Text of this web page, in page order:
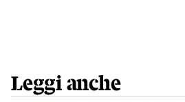
Leggi anche